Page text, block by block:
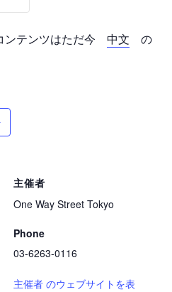
ンテンツはただ今 中文 の
主催者
One Way Street Tokyo
Phone
03-6263-0116
主催者 のウェブサイトを表